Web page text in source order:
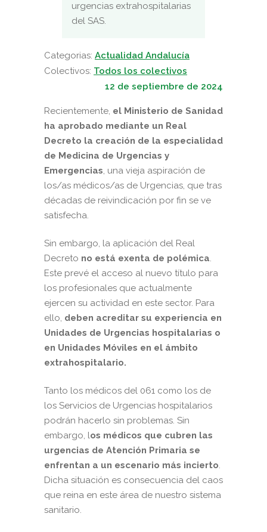
urgencias extrahospitalarias
del SAS.
Categorias: Actualidad Andalucía
Colectivos: Todos los colectivos
12 de septiembre de 2024
Recientemente, el Ministerio de Sanidad
ha aprobado mediante un Real
Decreto la creación de la especialidad
de Medicina de Urgencias y
Emergencias, una vieja aspiración de
los/as médicos/as de Urgencias, que tras
décadas de reivindicación por fin se ve
satisfecha.
Sin embargo, la aplicación del Real
Decreto no está exenta de polémica.
Este prevé el acceso al nuevo título para
los profesionales que actualmente
ejercen su actividad en este sector. Para
ello, deben acreditar su experiencia en
Unidades de Urgencias hospitalarias o
en Unidades Móviles en el ámbito
extrahospitalario.
Tanto los médicos del 061 como los de
los Servicios de Urgencias hospitalarios
podrán hacerlo sin problemas. Sin
embargo, los médicos que cubren las
urgencias de Atención Primaria se
enfrentan a un escenario más incierto.
Dicha situación es consecuencia del caos
que reina en este área de nuestro sistema
sanitario.